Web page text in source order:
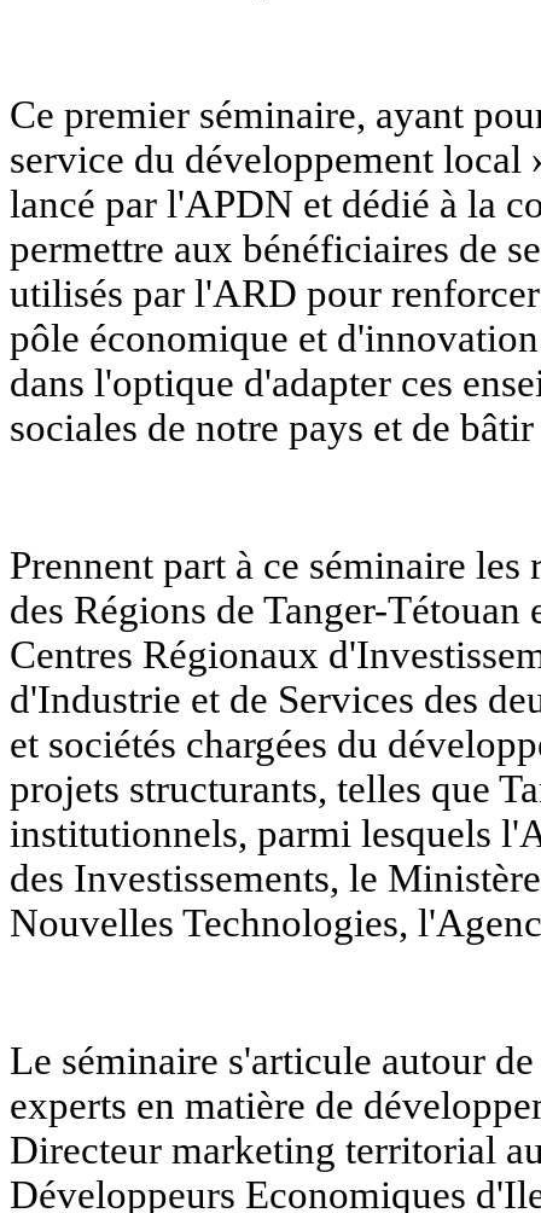
Ce premier séminaire, ayant
service du développement
lancé par l'APDN et dédié à la
permettre aux bénéficiaires de
utilisés par l'ARD pour
pôle économique et
dans l'optique d'adapter ces
sociales de notre pays et de
Prennent part à ce séminaire
des Régions de Tanger-
Centres Régionaux
d'Industrie et de Services des
et sociétés chargées du
projets structurants, telles que
institutionnels, parmi lesquels
des Investissements, le
Nouvelles Technologies,
Le séminaire s'articule autour
experts en matière de
Directeur marketing territorial
Développeurs Economiques